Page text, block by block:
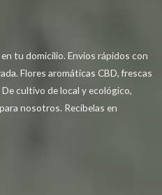
tu domicilio. Envíos rápidos con
Flores aromáticas CBD, frescas
cultivo de local y ecológico,
nosotros. Recíbelas en